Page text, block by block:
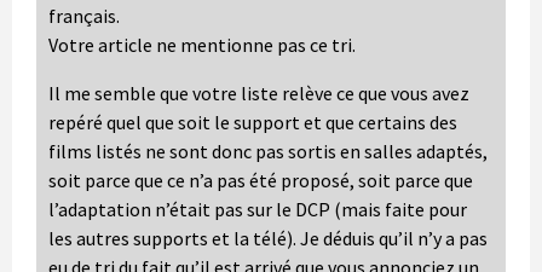
français.
Votre article ne mentionne pas ce tri.
Il me semble que votre liste relève ce que vous avez
repéré quel que soit le support et que certains des
films listés ne sont donc pas sortis en salles adaptés,
soit parce que ce n’a pas été proposé, soit parce que
l’adaptation n’était pas sur le DCP (mais faite pour
les autres supports et la télé). Je déduis qu’il n’y a pas
eu de tri du fait qu’il est arrivé que vous annonciez un